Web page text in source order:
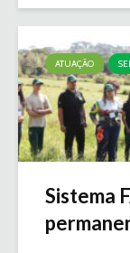
ATUAÇÃO
Sistema